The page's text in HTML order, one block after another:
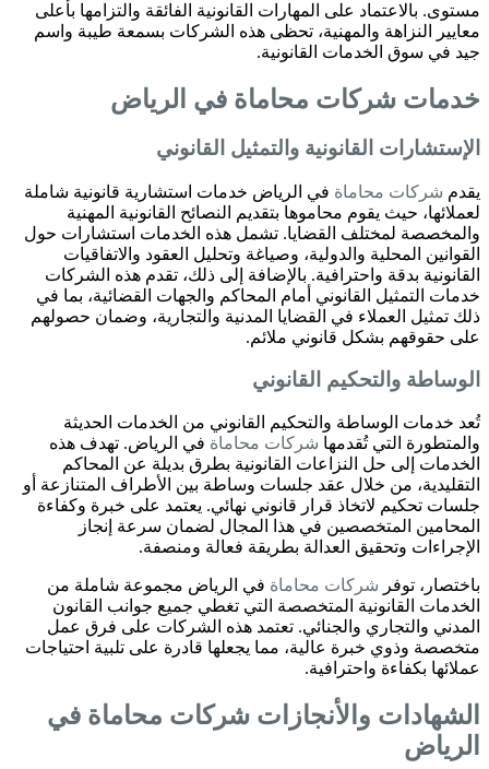
مستوى. بالاعتماد على المهارات القانونية الفائقة والتزامها بأعلى
معايير النزاهة والمهنية، تحظى هذه الشركات بسمعة طيبة واسم
جيد في سوق الخدمات القانونية.
خدمات شركات محاماة في الرياض
الإستشارات القانونية والتمثيل القانوني
يقدم شركات محاماة في الرياض خدمات استشارية قانونية شاملة
لعملائها، حيث يقوم محاموها بتقديم النصائح القانونية المهنية
والمخصصة لمختلف القضايا. تشمل هذه الخدمات استشارات حول
القوانين المحلية والدولية، وصياغة وتحليل العقود والاتفاقيات
القانونية بدقة واحترافية. بالإضافة إلى ذلك، تقدم هذه الشركات
خدمات التمثيل القانوني أمام المحاكم والجهات القضائية، بما في
ذلك تمثيل العملاء في القضايا المدنية والتجارية، وضمان حصولهم
على حقوقهم بشكل قانوني ملائم.
الوساطة والتحكيم القانوني
تُعد خدمات الوساطة والتحكيم القانوني من الخدمات الحديثة
والمتطورة التي تُقدمها شركات محاماة في الرياض. تهدف هذه
الخدمات إلى حل النزاعات القانونية بطرق بديلة عن المحاكم
التقليدية، من خلال عقد جلسات وساطة بين الأطراف المتنازعة أو
جلسات تحكيم لاتخاذ قرار قانوني نهائي. يعتمد على خبرة وكفاءة
المحامين المتخصصين في هذا المجال لضمان سرعة إنجاز
الإجراءات وتحقيق العدالة بطريقة فعالة ومنصفة.
باختصار، توفر شركات محاماة في الرياض مجموعة شاملة من
الخدمات القانونية المتخصصة التي تغطي جميع جوانب القانون
المدني والتجاري والجنائي. تعتمد هذه الشركات على فرق عمل
متخصصة وذوي خبرة عالية، مما يجعلها قادرة على تلبية احتياجات
عملائها بكفاءة واحترافية.
الشهادات والأنجازات شركات محاماة في
الرياض